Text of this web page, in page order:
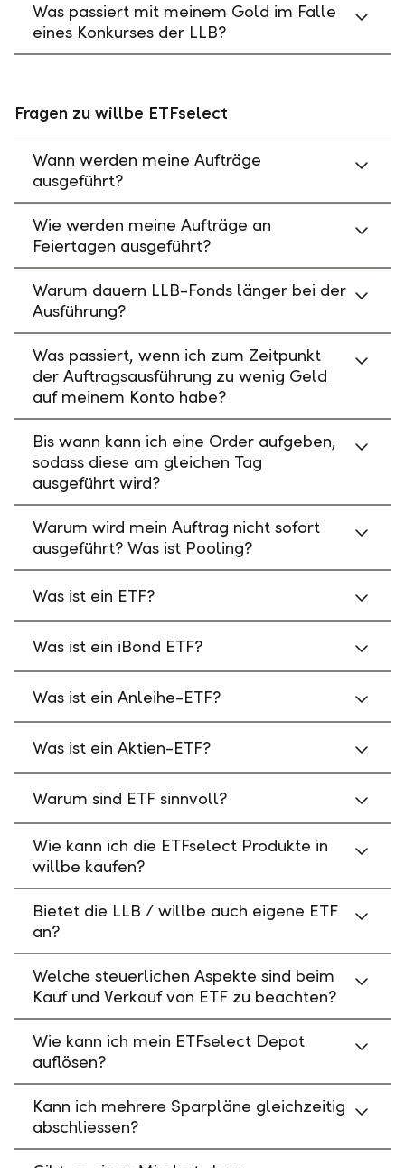
Was passiert mit meinem Gold im Falle
eines Konkurses der LLB?
Fragen zu willbe ETFselect
Wann werden meine Aufträge
ausgeführt?
Wie werden meine Aufträge an
Feiertagen ausgeführt?
Warum dauern LLB-Fonds länger bei der
Ausführung?
Was passiert, wenn ich zum Zeitpunkt
der Auftragsausführung zu wenig Geld
auf meinem Konto habe?
Bis wann kann ich eine Order aufgeben,
sodass diese am gleichen Tag
ausgeführt wird?
Warum wird mein Auftrag nicht sofort
ausgeführt? Was ist Pooling?
Was ist ein ETF?
Was ist ein iBond ETF?
Was ist ein Anleihe-ETF?
Was ist ein Aktien-ETF?
Warum sind ETF sinnvoll?
Wie kann ich die ETFselect Produkte in
willbe kaufen?
Bietet die LLB / willbe auch eigene ETF
an?
Welche steuerlichen Aspekte sind beim
Kauf und Verkauf von ETF zu beachten?
Wie kann ich mein ETFselect Depot
auflösen?
Kann ich mehrere Sparpläne gleichzeitig
abschliessen?